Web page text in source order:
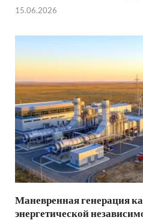
15.06.2026
Маневренная генерация
энергетической